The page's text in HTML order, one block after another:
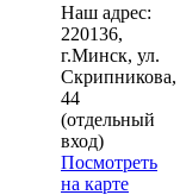
Наш адрес:
220136,
г.Минск, ул.
Скрипникова,
44
(отдельный
вход)
Посмотреть
на карте